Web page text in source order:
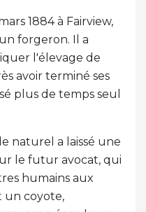
1884 à Fairview,
forgeron. Il a
l'élevage de
avoir terminé ses
plus de temps seul
naturel a laissé une
le futur avocat, qui
humains aux
un coyote,